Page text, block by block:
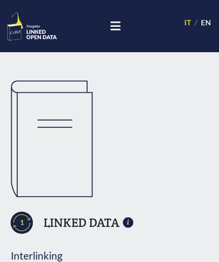
IT EN
1 LINKED DATA
Interlinking